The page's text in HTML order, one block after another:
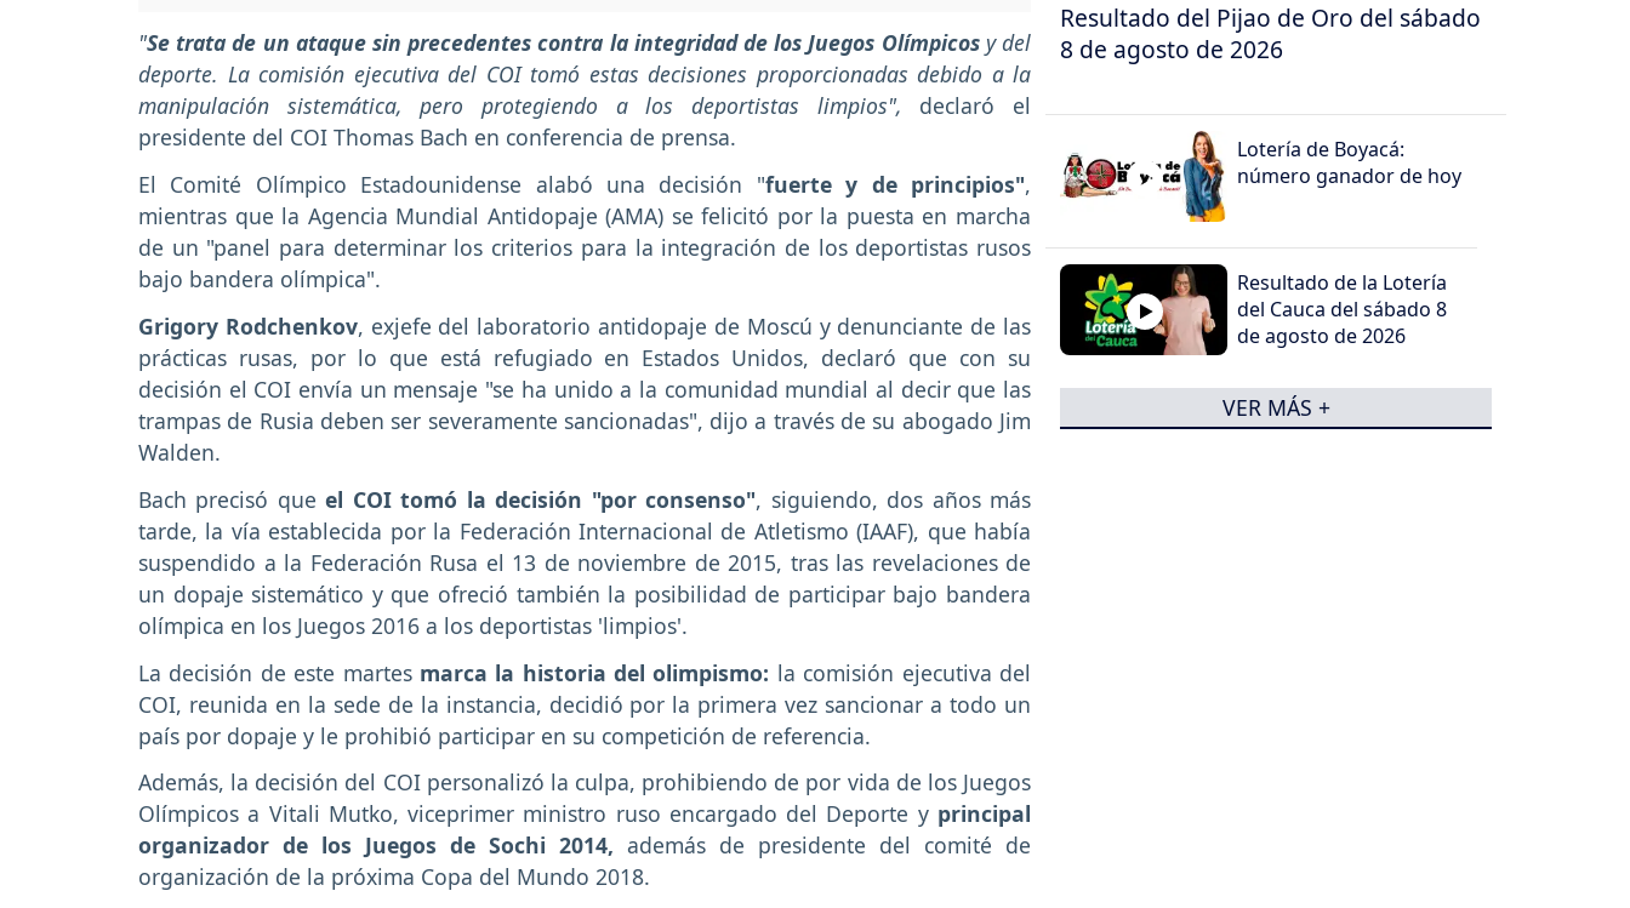
"Se trata de un ataque sin precedentes contra la integridad de los Juegos Olímpicosy del
deporte. La comisión ejecutiva del COI tomó estas decisiones proporcionadas debido a la
manipulación sistemática, pero protegiendo a los deportistas limpios", declaró el
presidente del COI Thomas Bach en conferencia de prensa.
El Comité Olímpico Estadounidense alabó una decisión "fuerte y de principios",
mientras que la Agencia Mundial Antidopaje (AMA) se felicitó por la puesta en marcha
de un "panel para determinar los criterios para la integración de los deportistas rusos
bajo bandera olímpica".
Grigory Rodchenkov, exjefe del laboratorio antidopaje de Moscú y denunciante de las
prácticas rusas, por lo que está refugiado en Estados Unidos, declaró que con su
decisión el COI envía un mensaje "se ha unido a la comunidad mundial al decir que las
trampas de Rusia deben ser severamente sancionadas", dijo a través de su abogado Jim
Walden.
Bach precisó que el COI tomó la decisión "por consenso", siguiendo, dos años más
tarde, la vía establecida por la Federación Internacional de Atletismo (IAAF), que había
suspendido a la Federación Rusa el 13 de noviembre de 2015, tras las revelaciones de
un dopaje sistemático y que ofreció también la posibilidad de participar bajo bandera
olímpica en los Juegos 2016 a los deportistas 'limpios'.
La decisión de este martes marca la historia del olimpismo: la comisión ejecutiva del
COI, reunida en la sede de la instancia, decidió por la primera vez sancionar a todo un
país por dopaje y le prohibió participar en su competición de referencia.
Además, la decisión del COI personalizó la culpa, prohibiendo de por vida de los Juegos
Olímpicos a Vitali Mutko, viceprimer ministro ruso encargado del Deporte y principal
organizador de los Juegos de Sochi 2014, además de presidente del comité de
organización de la próxima Copa del Mundo 2018.
Resultado del Pijao de Oro del sábado
8 de agosto de 2026
Lotería de Boyacá:
número ganador de hoy
Resultado de la Lotería
del Cauca del sábado 8
de agosto de 2026
VER MÁS +